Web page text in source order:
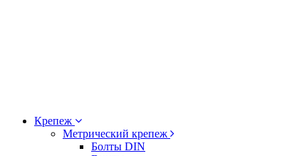
Крепеж
Метрический крепеж
Болты DIN